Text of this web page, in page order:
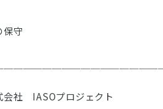
保守
会社 IASOプロジェクト